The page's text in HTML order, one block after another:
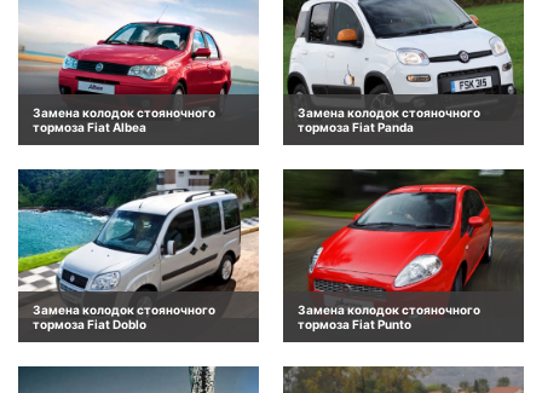
Замена колодок стояночного
тормоза Fiat Albea
Замена колодок стояночного
тормоза Fiat Panda
Замена колодок стояночного
тормоза Fiat Doblo
Замена колодок стояночного
тормоза Fiat Punto